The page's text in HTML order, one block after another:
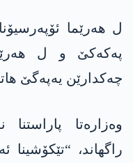
چه‌كدارێن یه‌په‌گێ
وەزارەتا
راگهاند،